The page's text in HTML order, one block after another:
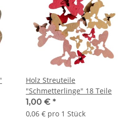
Holz Streuteile
"Schmetterlinge" 18 Teile
1,00 € *
0,06 € pro 1 Stück